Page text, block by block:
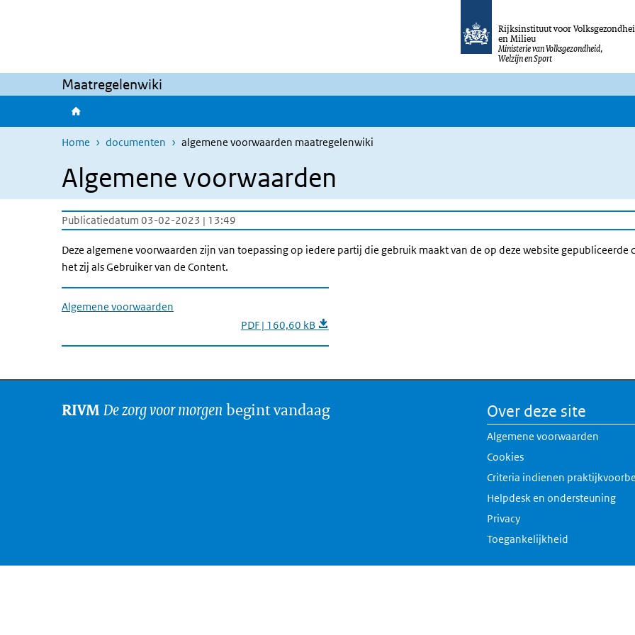
Rijksinstituut voor
en Milieu
Ministerie van Volksgezondheid,
Welzijn en Sport
Maatregelenwiki
Home documenten algemene voorwaarden maatregelenwiki
Algemene voorwaarden
Publicatiedatum 03-02-2023 | 13:49
Deze algemene voorwaarden zijn van toepassing op iedere partij die gebruik maakt van de op deze website
het zij als Gebruiker van de Content.
Algemene voorwaarden
PDF | 160,60 kB
RIVMDe zorg voor morgen begint vandaag Over deze site
Algemene voorwaarden
Cookies
Criteria indienen
Helpdesk en ondersteuning
Privacy
Toegankelijkheid